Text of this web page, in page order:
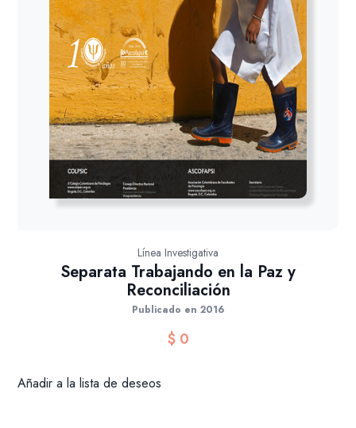
Línea Investigativa
Separata Trabajando en la Paz y
Reconciliación
Publicado en 2016
$0
Añadir a la lista de deseos